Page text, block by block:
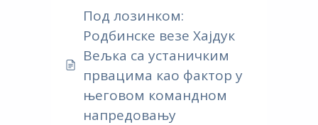
Под лозинком:
Родбинске везе Хајдук
Вељка са устаничким
првацима као фактор у
његовом командном
напредовању